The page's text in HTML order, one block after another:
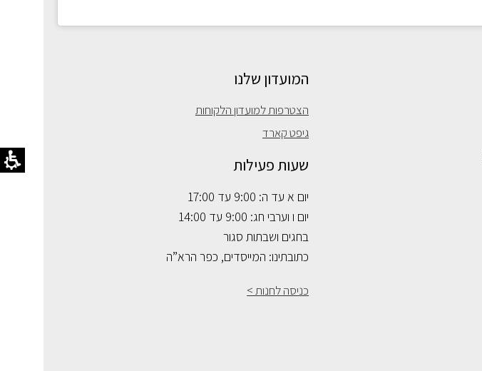
המועדון שלנו
הצטרפות למועדון הלקוחות
גיפט קארד
שעות פעילות
יום א עד ה: 9:00 עד 17:00
יום ו וערבי חג: 9:00 עד 14:00
בחגים ושבתות סגור
כתובתינו: המייסדים, כפר הרא”ה
כניסה לחנות >